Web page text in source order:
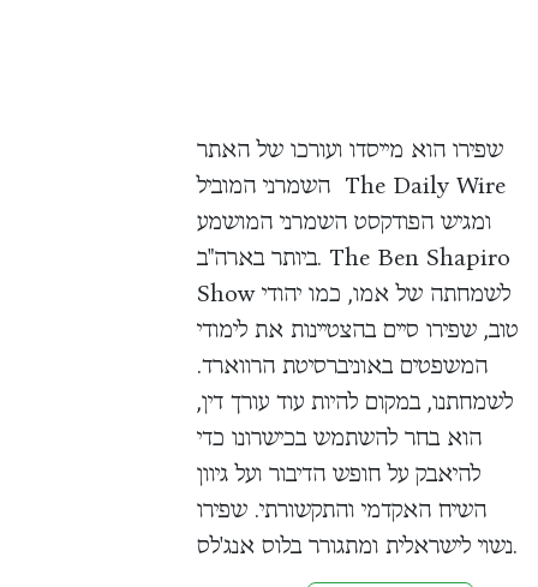
שפירו הוא מייסדו ועורכו של האתר
השמרני המוביל The Daily Wire
ומגיש הפודקסט השמרני המושמע
ביותר בארה"ב. The Ben Shapiro
Show לשמחתה של אמו, כמו יהודי
טוב, שפירו סיים בהצטיינות את לימודי
המשפטים באוניברסיטת הרווארד.
לשמחתנו, במקום להיות עוד עורך דין,
הוא בחר להשתמש בכישרונו כדי
להיאבק על חופש הדיבור ועל גיוון
השיח האקדמי והתקשורתי. שפירו
נשוי לישראלית ומתגורר בלוס אנג'לס.